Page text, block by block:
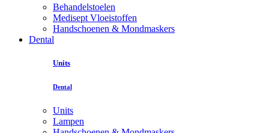
Behandelstoelen
Medisept Vloeistoffen
Handschoenen & Mondmaskers
Dental
Units
Dental
Units
Lampen